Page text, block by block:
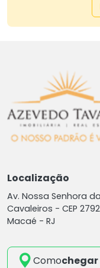
Localização
Av. Nossa Senhora
Cavaleiros - CEP
Macaé - RJ
Comochegar